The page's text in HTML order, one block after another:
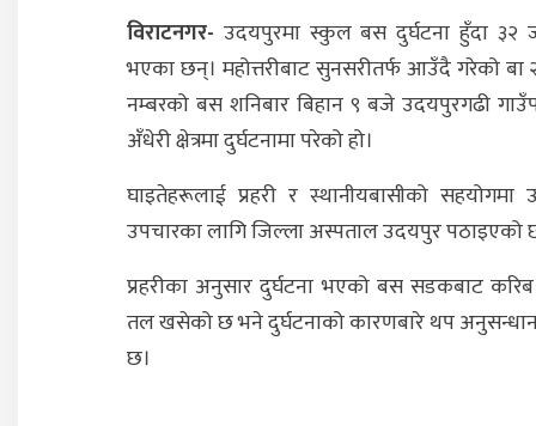
विराटनगर- उदयपुरमा स्कुल बस दुर्घटना हुँदा ३२
भएका छन्। महोत्तरीबाट सुनसरीतर्फ आउँदै गरेको
नम्बरको बस शनिबार बिहान ९ बजे उदयपुरगढी
अँधेरी क्षेत्रमा दुर्घटनामा परेको हो।
घाइतेहरूलाई प्रहरी र स्थानीयबासीको सहयोगमा
उपचारका लागि जिल्ला अस्पताल उदयपुर पठाइएको
प्रहरीका अनुसार दुर्घटना भएको बस सडकबाट
तल खसेको ‍छ भने दुर्घटनाको कारणबारे थप
छ।